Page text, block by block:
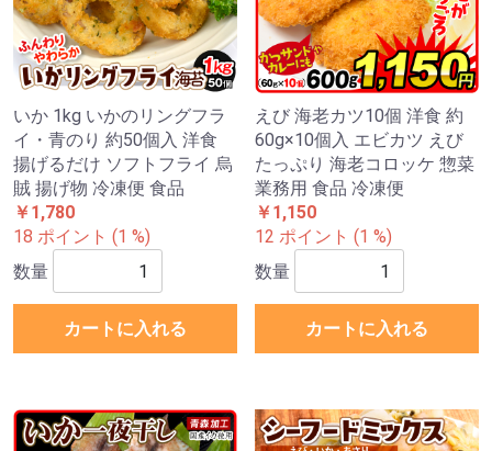
いか 1kg いかのリングフラ
イ・青のり 約50個入 洋食
揚げるだけ ソフトフライ 烏
賊 揚げ物 冷凍便 食品
￥1,780
18 ポイント (1 %)
数量
カートに入れる
えび 海老カツ10個 洋食 約
60g×10個入 エビカツ えび
たっぷり 海老コロッケ 惣菜
業務用 食品 冷凍便
￥1,150
12 ポイント (1 %)
数量
カートに入れる